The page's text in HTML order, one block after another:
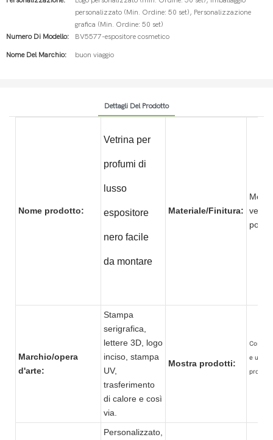
personalizzato (Min. Ordine: 50 set), Personalizzazione
grafica (Min. Ordine: 50 set)
Numero Di Modello:
BV5577-espositore cosmetico
Nome Del Marchio: buon viaggio
Dettagli Del Prodotto
Nome prodotto:
Vetrina per
profumi di
lusso
espositore
nero facile
da montare
Materiale/Finitura:
Marchio/opera
d'arte:
Stampa
serigrafica,
lettere 3D, logo
inciso, stampa
UV,
trasferimento
di calore e così
via.
Mostra prodotti:
e una
Personalizzato,